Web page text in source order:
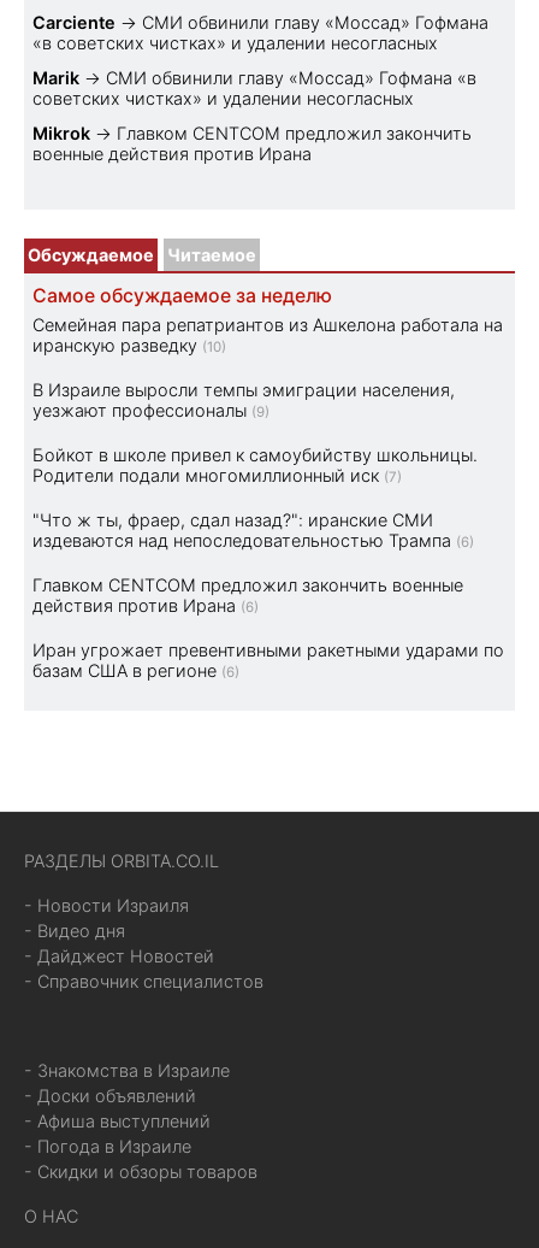
Carciente → СМИ обвинили главу «Моссад» Гофмана
«в советских чистках» и удалении несогласных
Marik → СМИ обвинили главу «Моссад» Гофмана «в
советских чистках» и удалении несогласных
Mikrok → Главком CENTCOM предложил закончить
военные действия против Ирана
Обсуждаемое Читаемое
Самое обсуждаемое за неделю
Семейная пара репатриантов из Ашкелона работала на
иранскую разведку (10)
В Израиле выросли темпы эмиграции населения,
уезжают профессионалы (9)
Бойкот в школе привел к самоубийству школьницы.
Родители подали многомиллионный иск (7)
"Что ж ты, фраер, сдал назад?": иранские СМИ
издеваются над непоследовательностью Трампа (6)
Главком CENTCOM предложил закончить военные
действия против Ирана (6)
Иран угрожает превентивными ракетными ударами по
базам США в регионе (6)
РАЗДЕЛЫ ORBITA.CO.IL
- Новости Израиля
- Видео дня
- Дайджест Новостей
- Справочник специалистов
- Знакомства в Израиле
- Доски объявлений
- Афиша выступлений
- Погода в Израиле
- Скидки и обзоры товаров
О НАС